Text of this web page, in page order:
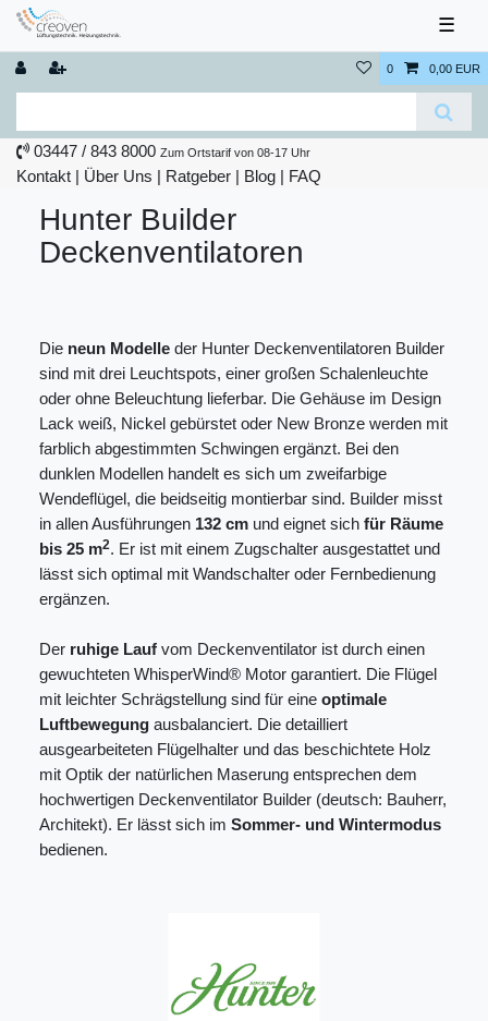
☰
0 0,00 EUR
03447 / 843 8000 Zum Ortstarif von 08-17 Uhr
Kontakt | Über Uns | Ratgeber | Blog | FAQ
Hunter Builder
Deckenventilatoren
Die neun Modelle der Hunter Deckenventilatoren Builder
sind mit drei Leuchtspots, einer großen Schalenleuchte
oder ohne Beleuchtung lieferbar. Die Gehäuse im Design
Lack weiß, Nickel gebürstet oder New Bronze werden mit
farblich abgestimmten Schwingen ergänzt. Bei den
dunklen Modellen handelt es sich um zweifarbige
Wendeflügel, die beidseitig montierbar sind. Builder misst
in allen Ausführungen 132 cm und eignet sich für Räume
bis 25 m2. Er ist mit einem Zugschalter ausgestattet und
lässt sich optimal mit Wandschalter oder Fernbedienung
ergänzen.
Der ruhige Lauf vom Deckenventilator ist durch einen
gewuchteten WhisperWind® Motor garantiert. Die Flügel
mit leichter Schrägstellung sind für eine optimale
Luftbewegung ausbalanciert. Die detailliert
ausgearbeiteten Flügelhalter und das beschichtete Holz
mit Optik der natürlichen Maserung entsprechen dem
hochwertigen Deckenventilator Builder (deutsch: Bauherr,
Architekt). Er lässt sich im Sommer- und Wintermodus
bedienen.